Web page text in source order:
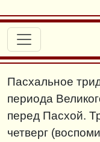
Пасхальное
периода
перед Пасхой.
четверг